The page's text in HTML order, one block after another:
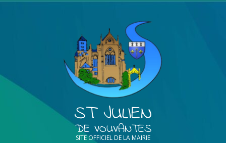
ST JULIEN
DE VOUVANTES
SITE OFFICIEL DE LA MAIRIE